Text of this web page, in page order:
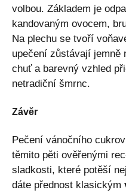
volbou. Základem je
kandovaným ovocem,
Na plechu se tvoří
upečení zůstávají jemně
chuť a barevný vzhled
netradiční šmrnc.
Závěr
Pečení vánočního
těmito pěti ověřenými
sladkosti, které potěší
dáte přednost klasickým